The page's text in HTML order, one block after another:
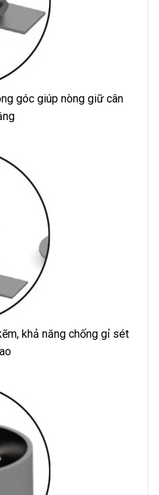
góc giúp nòng giữ cân
khả năng chống gỉ sét